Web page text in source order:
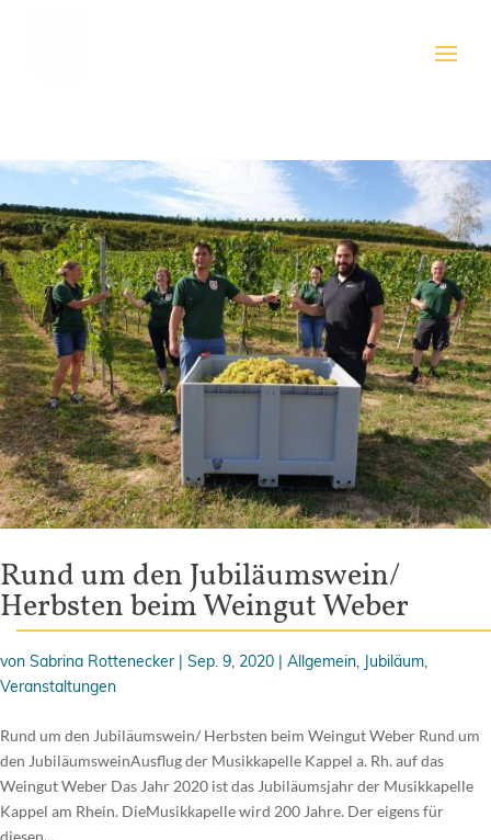
Rund um den Jubiläumswein/
Herbsten beim Weingut Weber
von Sabrina Rottenecker | Sep. 9, 2020 | Allgemein, Jubiläum,
Veranstaltungen
Rund um den Jubiläumswein/ Herbsten beim Weingut Weber Rund um
den JubiläumsweinAusflug der Musikkapelle Kappel a. Rh. auf das
Weingut Weber Das Jahr 2020 ist das Jubiläumsjahr der Musikkapelle
Kappel am Rhein. DieMusikkapelle wird 200 Jahre. Der eigens für
diesen...